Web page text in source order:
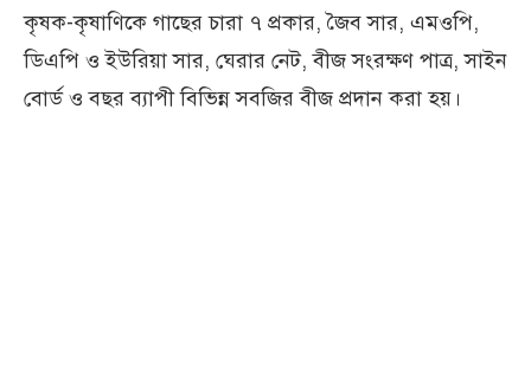
কৃষক-কৃষাণিকে গাছের চারা ৭ প্রকার, জৈব সার, এমওপি,
ডিএপি ও ইউরিয়া সার, ঘেরার নেট, বীজ সংরক্ষণ পাত্র, সাইন
বোর্ড ও বছর ব্যাপী বিভিন্ন সবজির বীজ প্রদান করা হয়।